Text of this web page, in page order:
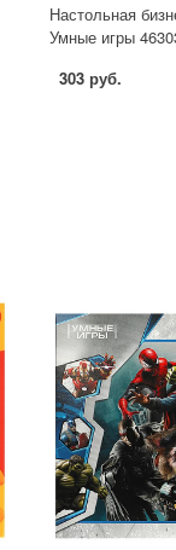
Настольная
Умные игры
303 руб.